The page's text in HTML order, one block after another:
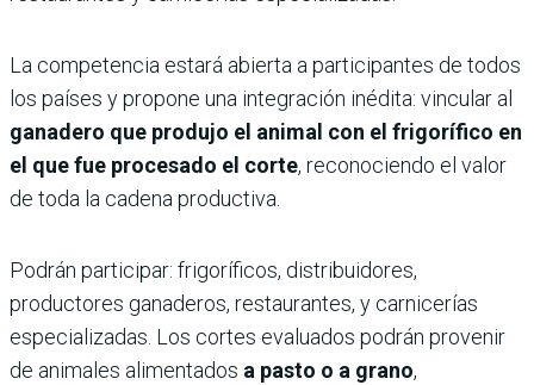
La competencia estará abierta a participantes de todos
los países y propone una integración inédita: vincular al
ganadero que produjo el animal con el frigorífico en
el que fue procesado el corte, reconociendo el valor
de toda la cadena productiva.
Podrán participar: frigoríficos, distribuidores,
productores ganaderos, restaurantes, y carnicerías
especializadas. Los cortes evaluados podrán provenir
de animales alimentados a pasto o a grano,